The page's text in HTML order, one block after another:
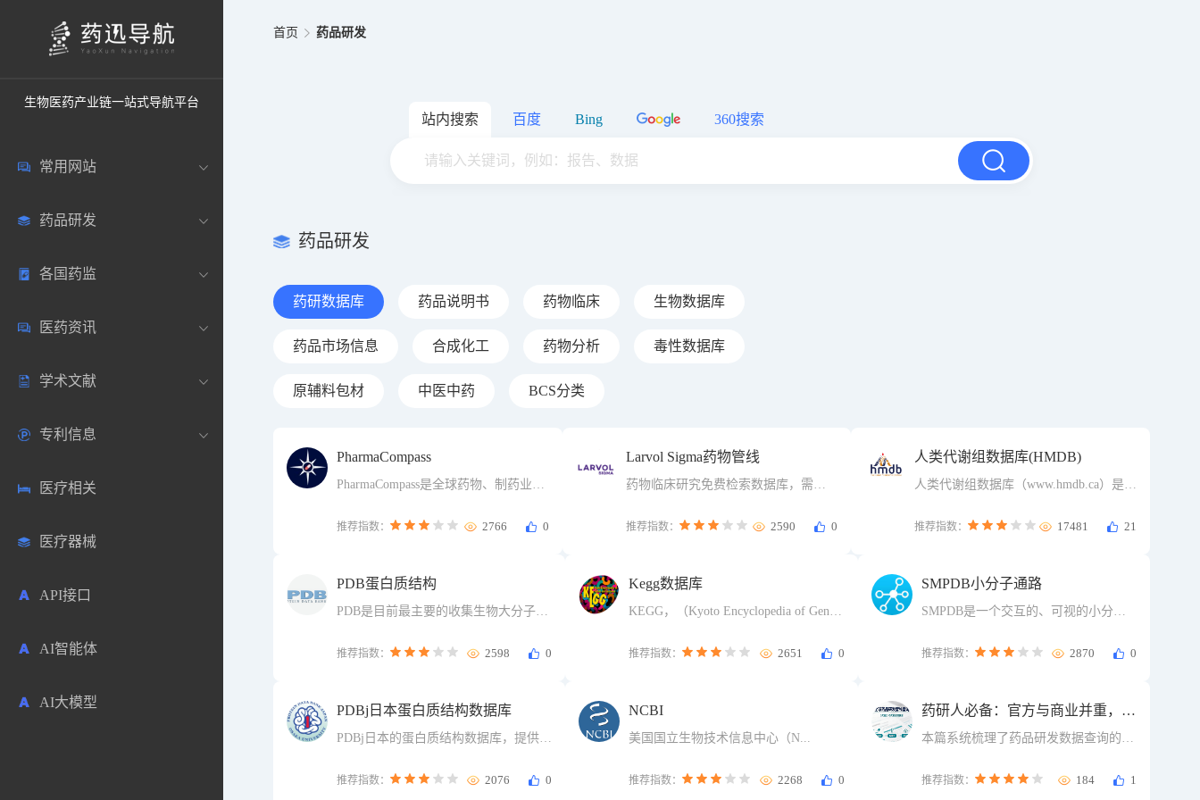
生物医药产业链一站式导航平台
常用网站
中国常用
药圈资讯
邮箱登录
药典网站
药品研发
药研数据库
药品说明书
药物临床
生物数据库
药品市场信息
合成化工
药物分析
毒性数据库
原辅料包材
各国药监
中国
美国
欧洲
日本
其他各国
医药资讯
医药新闻
医药论坛
药研咨询
医药科普
学术文献
学术搜索
SciHub文献
文献下载
文献管理
专利信息
各国专利局官方查询
医药专利
商业专利数据库
免费专利库
医疗相关
医疗器械
API接口
AI智能体
AI大模型
首页 药品研发
站内搜索 百度 Bing 360搜索
药品研发
药研数据库 药品说明书 药物临床 生物数据库
药品市场信息 合成化工 药物分析 毒性数据库
原辅料包材 中医中药 BCS分类
PharmaCompass
PharmaCompass是全球药物、制药业信
格，检查，专利，FDA橙皮书，CEP，
推荐指数： 2766 0
Larvol Sigma药物管线
药物临床研究免费检索数据库，需注
推荐指数： 2590 0
人类代谢组数据库(HMDB)
人类代谢组数据库（www.hmdb.ca）是一
有关人类代谢物及其生物学作用，生理
推荐指数： 17481 21
PDB蛋白质结构
PDB是目前最主要的收集生物大分子
式表示三维的数据）结构的数据库
推荐指数： 2598 0
Kegg数据库
KEGG，（Kyoto Encyclopedia of Genes
书），是一个整合了基因组、化学和系
推荐指数： 2651 0
SMPDB小分子通路
SMPDB是一个交互的、可视的小分子
代谢通路，其中468条药物通路，232条
推荐指数： 2870 0
PDBj日本蛋白质结构数据库
PDBj日本的蛋白质结构数据库，提供了
能。
推荐指数： 2076 0
NCBI
美国国立生物技术信息中心（N...
推荐指数： 2268 0
药研人必备：官方与商业并重，10
大主流药品研发数据查询渠道盘点
本篇系统梳理了药品研发数据查询的十
FDA、CDE等5大官方免费数据库，以
推荐指数： 184 1